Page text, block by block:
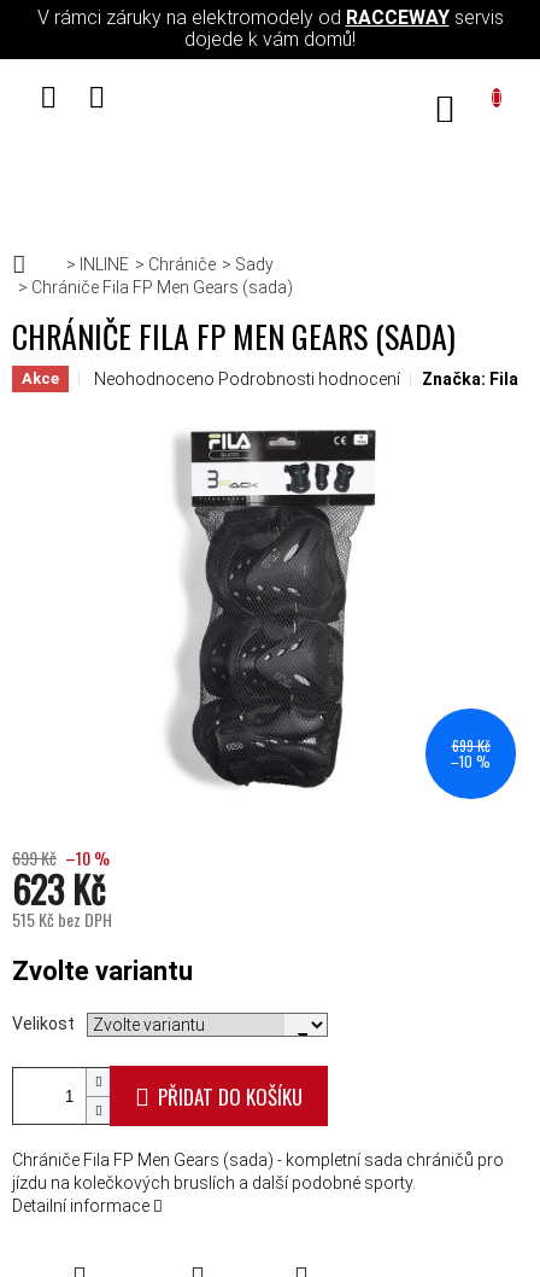
Přejít na obsah
V rámci záruky na elektromodely od RACCEWAYservis
dojede k vám domů!
DomůINLINE Chrániče
Sady
Chrániče Fila FP Men Gears (sada)
CHRÁNIČE FILA FP MEN GEARS (SADA)
Akce Průměrné hodnocení produktu je 0,0 z 5 hvězdiček.
Neohodnoceno Podrobnosti hodnocení Značka: Fila
699 Kč
–10 %
699 Kč –10 %
623 Kč
515 Kč bez DPH
Zvolte variantu
Velikost
PŘIDAT DO KOŠÍKU
Chrániče Fila FP Men Gears (sada) - kompletní sada chráničů pro
jízdu na kolečkových bruslích a další podobné sporty.
Detailní informace